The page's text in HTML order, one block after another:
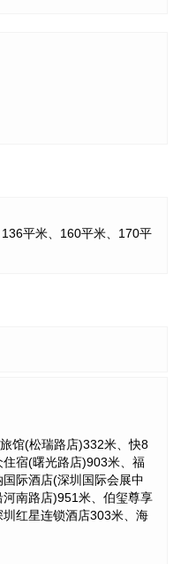
平米、160平米、170平
馆(松瑞路店)332米、快8
宿(曙光路店)903米、福
际酒店(深圳国际会展中
南路店)951米、伯玺尊享
红星连锁酒店303米、海